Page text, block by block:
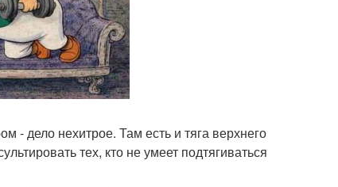
- дело нехитрое. Там есть и тяга верхнего
тех, кто не умеет подтягиваться